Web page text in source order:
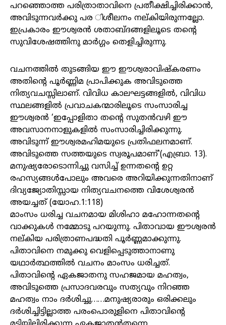
പറഞ്ഞൊത്ത പരിത്രാതാവിനെ പ്രതീക്ഷിച്ചിരിക്കാൻ,
അവിടുന്നവർക്കു പര ിശീലനം നല്കിയിരുന്നല്ലോ.
ഇപ്രകാരം ഈശ്വരൻ ശതാബ്ദങ്ങളിലൂടെ തന്റെ
സുവിശേഷത്തിനു മാർഗ്ഗം തെളിച്ചിരുന്നു.
വചനത്തിൽ തുടങ്ങിയ ഈ ഈശ്വരാവിഷ്‌കരണം
അതിന്റെ പൂർണ്ണിമ പ്രാപിക്കുക അവിടുത്തെ
നിത്യവചസ്സിലാണ്. വിവിധ കാലഘട്ടങ്ങളിൽ, വിവിധ
സ്ഥലങ്ങളിൽ പ്രവാചകന്മാരിലൂടെ സംസാരിച്ച
ഈശ്വരൻ ‘ഇപ്പോളിതാ തന്റെ സുതൻവഴി ഈ
അവസാനനാളുകളിൽ സംസാരിച്ചിരിക്കുന്നു.
അവിടുന്ന് ഈശ്വരമഹിമയുടെ പ്രതിഫലനമാണ്.
അവിടുത്തെ സത്തയുടെ സ്വരൂപമാണ്'(എബ്രാ. 13).
മനുഷ്യരോടൊന്നിച്ചു വസിച്ച് ഉന്നതന്റെ ഉറ്റ
രഹസ്യങ്ങൾപോലും അവരെ അറിയിക്കുന്നതിനാണ്
ദിവ്യജ്യോതിസ്സായ നിത്യവചനത്തെ വിശേശ്വരൻ
അയച്ചത് (യോഹ.1:118)
മാംസം ധരിച്ച വചനമായ മിശിഹാ മഹോന്നതന്റെ
വാക്കുകൾ നമ്മോടു പറയുന്നു. പിതാവായ ഈശ്വരൻ
നല്കിയ പരിത്രാണപദ്ധതി പൂർണ്ണമാക്കുന്നു.
പിതാവിനെ നമുക്കു വെളിപ്പെടുത്താനാണു
യഥാർത്ഥത്തിൽ വചനം മാംസം ധരിച്ചത്.
പിതാവിന്റെ ഏകജാതനു സഹജമായ മഹത്വം,
അവിടുത്തെ പ്രസാദവരവും സത്യവും നിറഞ്ഞ
മഹത്വം നാം ദർശിച്ചു……മനുഷ്യരാരും ഒരിക്കലും
ദർശിച്ചിട്ടില്ലാത്ത പരംപൊരുളിനെ പിതാവിന്റെ